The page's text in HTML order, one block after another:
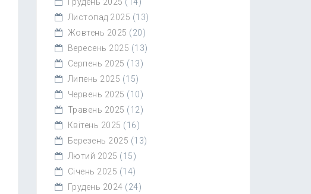
Листопад 2025 (13)
Жовтень 2025 (20)
Вересень 2025 (13)
Серпень 2025 (13)
Липень 2025 (15)
Червень 2025 (10)
Травень 2025 (12)
Квітень 2025 (16)
Березень 2025 (13)
Лютий 2025 (15)
Січень 2025 (14)
Грудень 2024 (24)